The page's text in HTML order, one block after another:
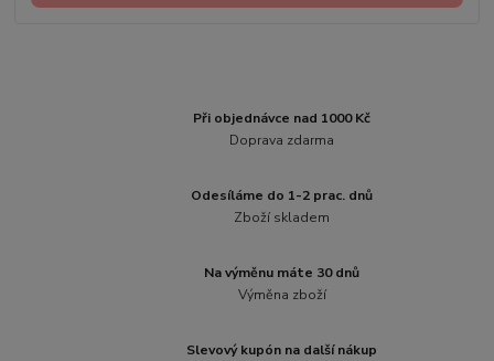
Při objednávce nad 1000 Kč
Doprava zdarma
Odesíláme do 1-2 prac. dnů
Zboží skladem
Na výměnu máte 30 dnů
Výměna zboží
Slevový kupón na další nákup